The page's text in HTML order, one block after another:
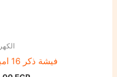
فيشة ذكر 16 امبير